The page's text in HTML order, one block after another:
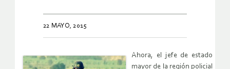
22 MAYO, 2015
Ahora, el jefe de estado
mayor de la región policial